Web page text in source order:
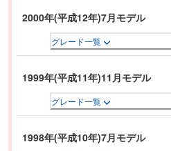
2000年(平成12年)7月モデル
グレード一覧
1999年(平成11年)11月モデル
グレード一覧
1998年(平成10年)7月モデル